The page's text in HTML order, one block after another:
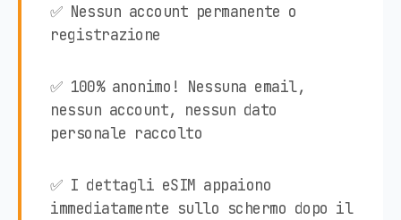
✅ Nessun account permanente o
registrazione
✅ 100% anonimo! Nessuna email,
nessun account, nessun dato
personale raccolto
✅ I dettagli eSIM appaiono
immediatamente sullo schermo dopo il